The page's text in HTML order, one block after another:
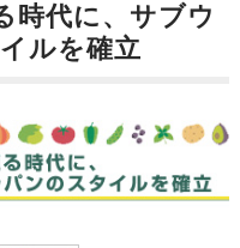
時代に、サブウ
ルを確立